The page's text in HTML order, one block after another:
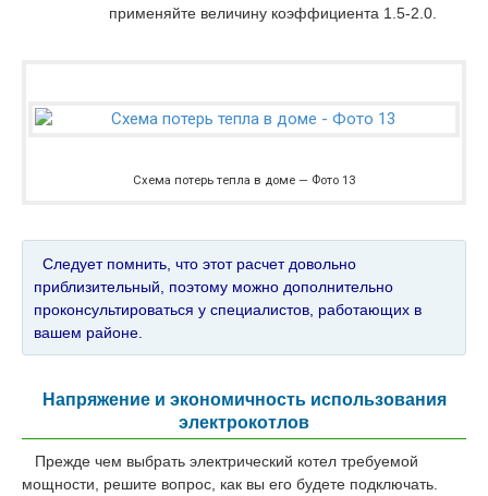
применяйте величину коэффициента 1.5-2.0.
Схема потерь тепла в доме — Фото 13
Следует помнить, что этот расчет довольно
приблизительный, поэтому можно дополнительно
проконсультироваться у специалистов, работающих в
вашем районе.
Напряжение и экономичность использования
электрокотлов
Прежде чем выбрать электрический котел требуемой
мощности, решите вопрос, как вы его будете подключать.